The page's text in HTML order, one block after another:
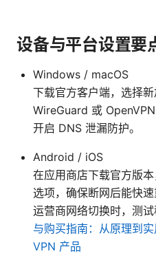
设备与平台设置要
Windows / macOS
下载官方客户端，选择
WireGuard 或
开启 DNS 泄漏防护。
Android / iOS
在应用商店下载官方版
选项，确保断网后能快
运营商网络切换时，测试
与购买指南：从原理到
VPN 产品